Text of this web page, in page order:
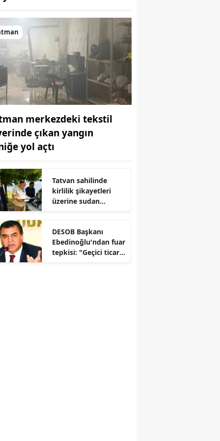
Bitlis
Bolu
Burdur
Çanakkale
Çankırı
Denizli
Edirne
Elazığ
merkezdeki tekstil
çıkan yangın
yol açtı
Tatvan sahilinde
kirlilik şikayetleri
üzerine sudan
DESOB Başkanı
Ebedinoğlu'ndan fuar
tepkisi: "Geçici ticaret